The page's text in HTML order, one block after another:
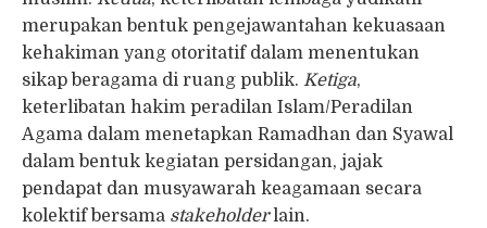
merupakan bentuk pengejawantahan kekuasaan
kehakiman yang otoritatif dalam menentukan
sikap beragama di ruang publik. Ketiga,
keterlibatan hakim peradilan Islam/Peradilan
Agama dalam menetapkan Ramadhan dan Syawal
dalam bentuk kegiatan persidangan, jajak
pendapat dan musyawarah keagamaan secara
kolektif bersama stakeholderlain.